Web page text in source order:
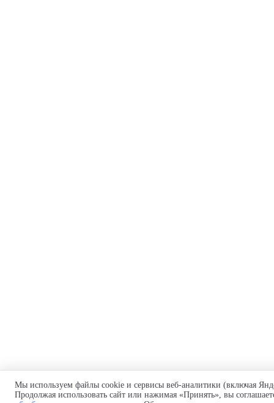
Мы используем файлы cookie и сервисы веб-аналитики (включая
Продолжая использовать сайт или нажимая «Принять», вы